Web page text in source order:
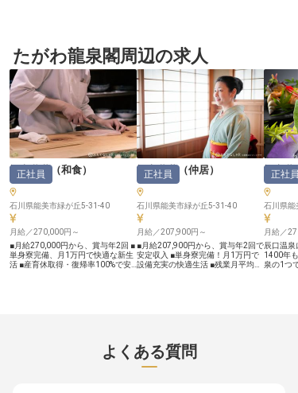
ローリスト、ブティック・美容室が
備えられたホテルです。周辺には観
光スポットが点在し、レジャーを始
めとした様々なお客様の拠点となり
ます。※この求人は2023年8月25日
時点の情報です
に旅行会社様とのやり取りをお任せ
します。お客様のニーズを丁寧に伺
い、最適なプランをご提案すること
で、ホテルとお客様の架け橋となる
大切な役割です。おもてなしの心と
細やかな気配りで、お客様との良好
な関係を築き、ホテルの魅力を伝え
ていきましょう。あなたのコミュニ
ケーション能力が存分に活かせる環
境です。 ーー【働きやすい環境と
充実の福利厚生】 社会保険完備は
もちろん、3カ月勤務後には国内外
のハイアットホテル無料宿泊制度を
ご利用いただけます。ホテル内のフ
ィットネスジムも無料で利用でき、
従業員食堂利用時の手当支給など、
日々の生活を豊かにする福利厚生が
充実しています。月9日休みで年間
休日108日と、プライベートの時間
も大切にしながら、長く安心して働
ける環境を整えております。
※2025年12月08日時点の情報です
様が快適
トする
とコミュ
し、世界
てなし
の笑顔
る環境です。 ーー【成
充実の環
は、働く
きる環境
保険完備
には国
宿泊制度
テル内の
利用でき
支給もあ
ャリアア
体制が
月08日時
たがわ龍泉閣周辺の求人
旅亭萬葉（和食）
正社員
石川県能美市緑が丘5-31-40
月給／270,000円～
■月給270,000円から、賞与年2回 ■
単身寮完備、月1万円で快適な新生
活 ■産育休取得・復帰率100%で安
ております。 お客様の笑顔を直接
感じられる、やりがいのあるお仕事
旅亭萬葉（仲居）
正社員
石川県能美市緑が丘5-31-40
月給／207,900円～
■月給207,900円から、賞与年2回で
安定収入 ■単身寮完備！月1万円で
設備充実の快適生活 ■残業月平均3
いただくたびに大きなやりがいを感
じられます。 特に、リピートのお
客様が顔を覚えて声をかけてくださ
旅亭萬
正社員
石川県能
月給／
辰口温泉
1400年
泉の1つ
よくある質問